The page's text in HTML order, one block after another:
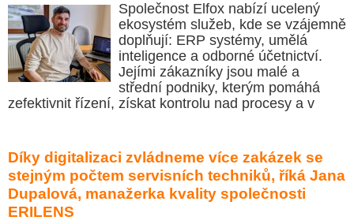
Společnost Elfox nabízí ucelený
ekosystém služeb, kde se vzájemně
doplňují: ERP systémy, umělá
inteligence a odborné účetnictví.
Jejími zákazníky jsou malé a
střední podniky, kterým pomáhá
zefektivnit řízení, získat kontrolu nad procesy a v
Díky digitalizaci zvládneme více zakázek se
stejným počtem servisních techniků, říká Jana
Dupalová, manažerka kvality společnosti
ERILENS